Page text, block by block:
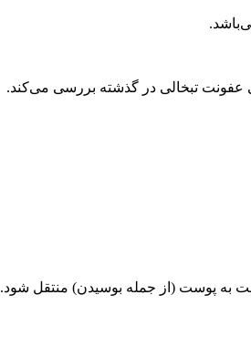
عفونت تبخالی در گذشته بررسی می‌کند.
به پوست (از جمله بوسیدن) منتقل شود.